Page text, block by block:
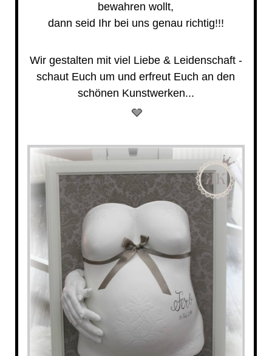
bewahren wollt,
dann seid Ihr bei uns genau richtig!!!
Wir gestalten mit viel Liebe & Leidenschaft -
schaut Euch um und erfreut Euch an den
schönen Kunstwerken...
🩶